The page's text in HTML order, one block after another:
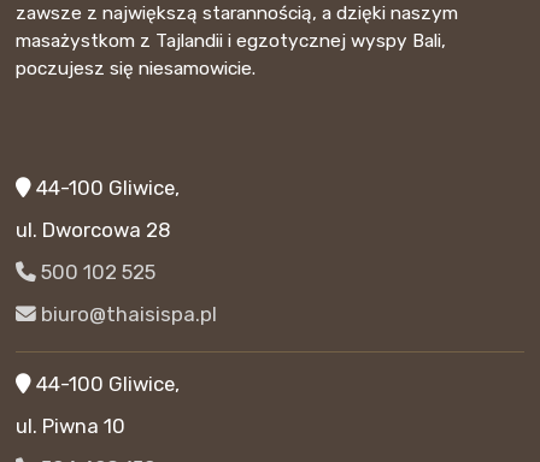
zawsze z największą starannością, a dzięki naszym
masażystkom z Tajlandii i egzotycznej wyspy Bali,
poczujesz się niesamowicie.
44-100 Gliwice,
ul. Dworcowa 28
500 102 525
biuro@thaisispa.pl
44-100 Gliwice,
ul. Piwna 10